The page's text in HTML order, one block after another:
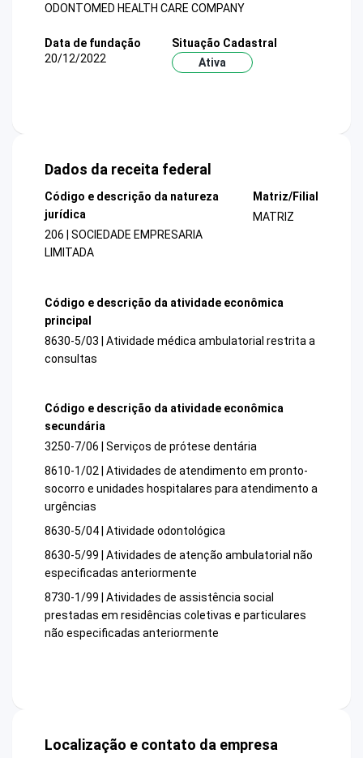
ODONTOMED HEALTH CARE COMPANY
Data de fundação
20/12/2022
Situação Cadastral
Ativa
Dados da receita federal
Código e descrição da natureza
jurídica
206 | SOCIEDADE EMPRESARIA
LIMITADA
Matriz/Filial
MATRIZ
Código e descrição da atividade econômica
principal
8630-5/03 | Atividade médica ambulatorial restrita a
consultas
Código e descrição da atividade econômica
secundária
3250-7/06 | Serviços de prótese dentária
8610-1/02 | Atividades de atendimento em pronto-
socorro e unidades hospitalares para atendimento a
urgências
8630-5/04 | Atividade odontológica
8630-5/99 | Atividades de atenção ambulatorial não
especificadas anteriormente
8730-1/99 | Atividades de assistência social
prestadas em residências coletivas e particulares
não especificadas anteriormente
Localização e contato da empresa